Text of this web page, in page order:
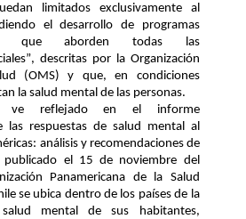
limitados exclusivamente al
el desarrollo de programas
que aborden todas las
descritas por la Organización
(OMS) y que, en condiciones
la salud mental de las personas.
ve reflejado en el informe
las respuestas de salud mental al
análisis y recomendaciones de
publicado el 15 de noviembre del
Panamericana de la Salud
se ubica dentro de los países de la
mental
de sus habitantes,